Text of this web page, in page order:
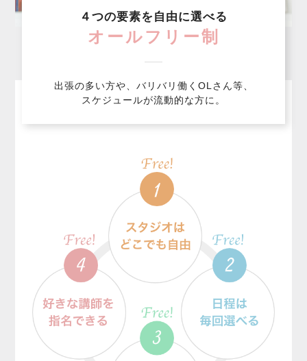
４つの要素を自由に選べる
オールフリー制
出張の多い方や、バリバリ働くOLさん等、
スケジュールが流動的な方に。